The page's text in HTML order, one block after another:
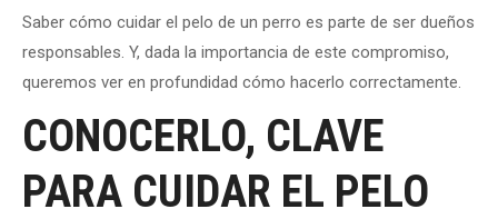
Saber cómo cuidar el pelo de un perro es parte de ser dueños
responsables. Y, dada la importancia de este compromiso,
queremos ver en profundidad cómo hacerlo correctamente.
CONOCERLO, CLAVE
PARA CUIDAR EL PELO